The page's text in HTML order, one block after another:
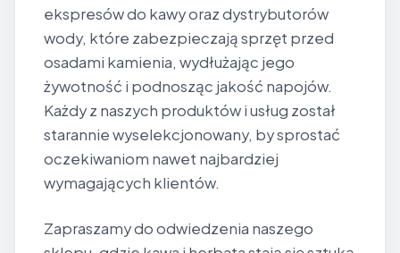
ekspresów do kawy oraz dystrybutorów
wody, które zabezpieczają sprzęt przed
osadami kamienia, wydłużając jego
żywotność i podnosząc jakość napojów.
Każdy z naszych produktów i usług został
starannie wyselekcjonowany, by sprostać
oczekiwaniom nawet najbardziej
wymagających klientów.
Zapraszamy do odwiedzenia naszego